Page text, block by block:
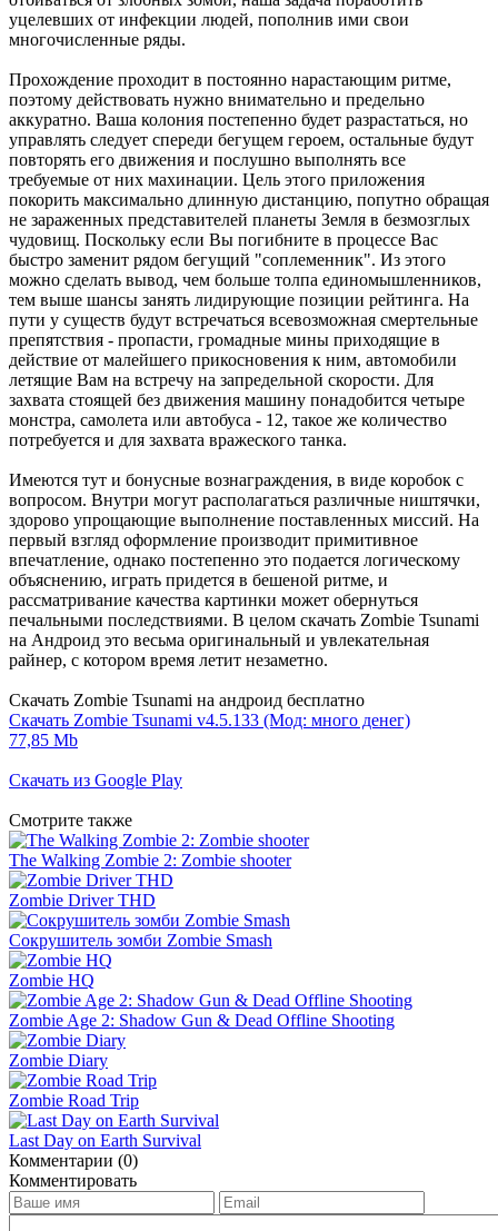
уцелевших от инфекции людей, пополнив ими свои
многочисленные ряды.
Прохождение проходит в постоянно нарастающим ритме,
поэтому действовать нужно внимательно и предельно
аккуратно. Ваша колония постепенно будет разрастаться, но
управлять следует спереди бегущем героем, остальные будут
повторять его движения и послушно выполнять все
требуемые от них махинации. Цель этого приложения
покорить максимально длинную дистанцию, попутно обращая
не зараженных представителей планеты Земля в безмозглых
чудовищ. Поскольку если Вы погибните в процессе Вас
быстро заменит рядом бегущий "соплеменник". Из этого
можно сделать вывод, чем больше толпа единомышленников,
тем выше шансы занять лидирующие позиции рейтинга. На
пути у существ будут встречаться всевозможная смертельные
препятствия - пропасти, громадные мины приходящие в
действие от малейшего прикосновения к ним, автомобили
летящие Вам на встречу на запредельной скорости. Для
захвата стоящей без движения машину понадобится четыре
монстра, самолета или автобуса - 12, такое же количество
потребуется и для захвата вражеского танка.
Имеются тут и бонусные вознаграждения, в виде коробок с
вопросом. Внутри могут располагаться различные ништячки,
здорово упрощающие выполнение поставленных миссий. На
первый взгляд оформление производит примитивное
впечатление, однако постепенно это подается логическому
объяснению, играть придется в бешеной ритме, и
рассматривание качества картинки может обернуться
печальными последствиями. В целом скачать Zombie Tsunami
на Андроид это весьма оригинальный и увлекательная
райнер, с котором время летит незаметно.
Скачать Zombie Tsunami на андроид бесплатно
Скачать Zombie Tsunami v4.5.133 (Мод: много денег)
77,85 Mb
Скачать из Google Play
Смотрите также
The Walking Zombie 2: Zombie shooter
Zombie Driver THD
Сокрушитель зомби Zombie Smash
Zombie HQ
Zombie Age 2: Shadow Gun & Dead Offline Shooting
Zombie Diary
Zombie Road Trip
Last Day on Earth Survival
Комментарии (0)
Комментировать